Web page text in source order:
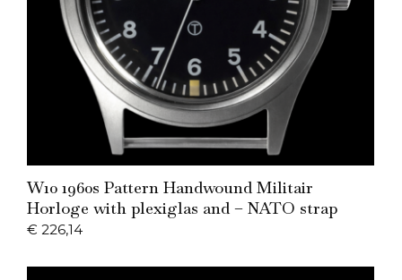
W10 1960s Pattern Handwound Militair
Horloge with plexiglas and – NATO strap
€ 226,14